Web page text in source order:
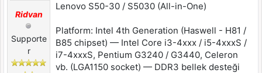
Ridvan
Supporte
r
Lenovo S50-30 / S5030 (All-in-One)
Platform: Intel 4th Generation (Haswell - H81 /
B85 chipset) — Intel Core i3-4xxx / i5-4xxxS /
i7-4xxxS, Pentium G3240 / G3440, Celeron
vb. (LGA1150 socket) — DDR3 bellek desteği